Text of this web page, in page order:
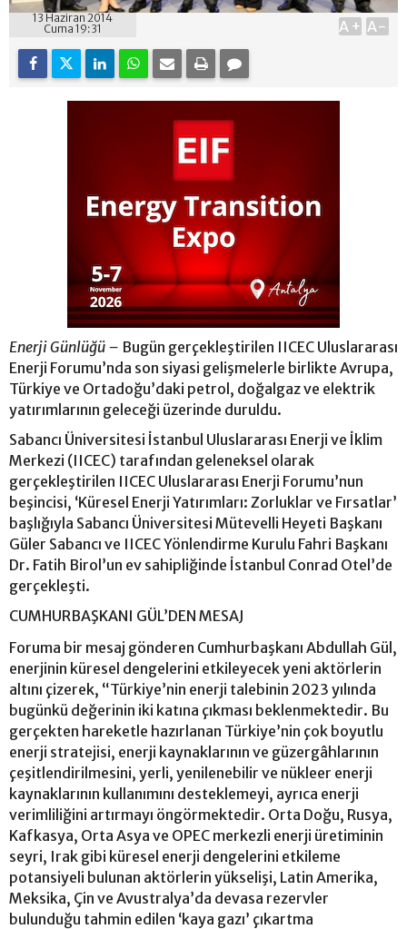
13 Haziran 2014
Cuma 19:31
A+ A-
Enerji Günlüğü – Bugün gerçekleştirilen IICEC Uluslararası
Enerji Forumu’nda son siyasi gelişmelerle birlikte Avrupa,
Türkiye ve Ortadoğu’daki petrol, doğalgaz ve elektrik
yatırımlarının geleceği üzerinde duruldu.
Sabancı Üniversitesi İstanbul Uluslararası Enerji ve İklim
Merkezi (IICEC) tarafından geleneksel olarak
gerçekleştirilen IICEC Uluslararası Enerji Forumu’nun
beşincisi, ‘Küresel Enerji Yatırımları: Zorluklar ve Fırsatlar’
başlığıyla Sabancı Üniversitesi Mütevelli Heyeti Başkanı
Güler Sabancı ve IICEC Yönlendirme Kurulu Fahri Başkanı
Dr. Fatih Birol’un ev sahipliğinde İstanbul Conrad Otel’de
gerçekleşti.
CUMHURBAŞKANI GÜL’DEN MESAJ
Foruma bir mesaj gönderen Cumhurbaşkanı Abdullah Gül,
enerjinin küresel dengelerini etkileyecek yeni aktörlerin
altını çizerek, “Türkiye’nin enerji talebinin 2023 yılında
bugünkü değerinin iki katına çıkması beklenmektedir. Bu
gerçekten hareketle hazırlanan Türkiye’nin çok boyutlu
enerji stratejisi, enerji kaynaklarının ve güzergâhlarının
çeşitlendirilmesini, yerli, yenilenebilir ve nükleer enerji
kaynaklarının kullanımını desteklemeyi, ayrıca enerji
verimliliğini artırmayı öngörmektedir. Orta Doğu, Rusya,
Kafkasya, Orta Asya ve OPEC merkezli enerji üretiminin
seyri, Irak gibi küresel enerji dengelerini etkileme
potansiyeli bulunan aktörlerin yükselişi, Latin Amerika,
Meksika, Çin ve Avustralya’da devasa rezervler
bulunduğu tahmin edilen ‘kaya gazı’ çıkartma